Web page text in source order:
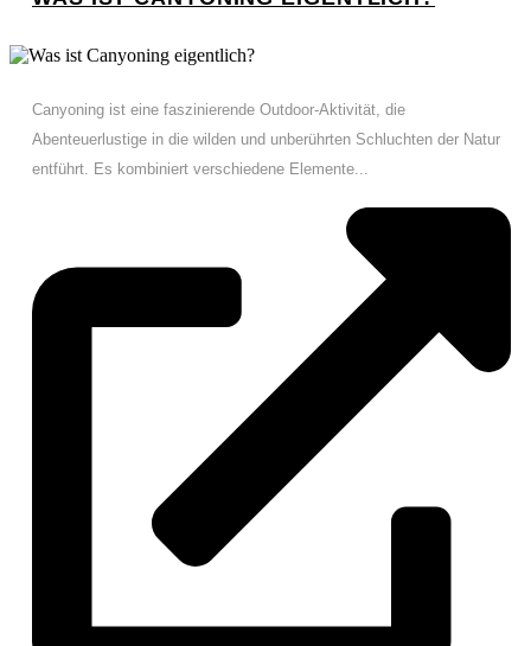
Canyoning ist eine faszinierende Outdoor-Aktivität, die
Abenteuerlustige in die wilden und unberührten Schluchten der Natur
entführt. Es kombiniert verschiedene Elemente...